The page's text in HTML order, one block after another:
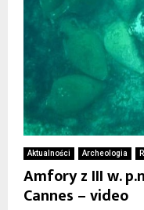
Aktualności Archeologia
Amfory z III w.
Cannes – video